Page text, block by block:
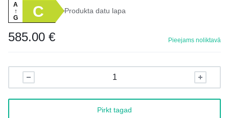
A
↑
G
C Produkta datu lapa
585.00 € Pieejams noliktavā
Pirkt tagad